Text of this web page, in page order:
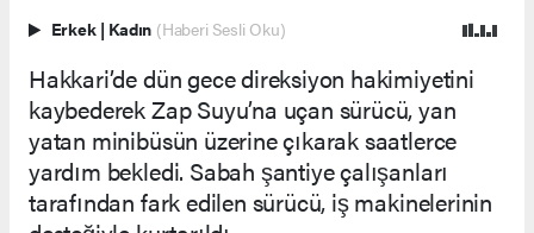
Erkek | Kadın (Haberi Sesli Oku)
Hakkari’de dün gece direksiyon hakimiyetini
kaybederek Zap Suyu’na uçan sürücü, yan
yatan minibüsün üzerine çıkarak saatlerce
yardım bekledi. Sabah şantiye çalışanları
tarafından fark edilen sürücü, iş makinelerinin